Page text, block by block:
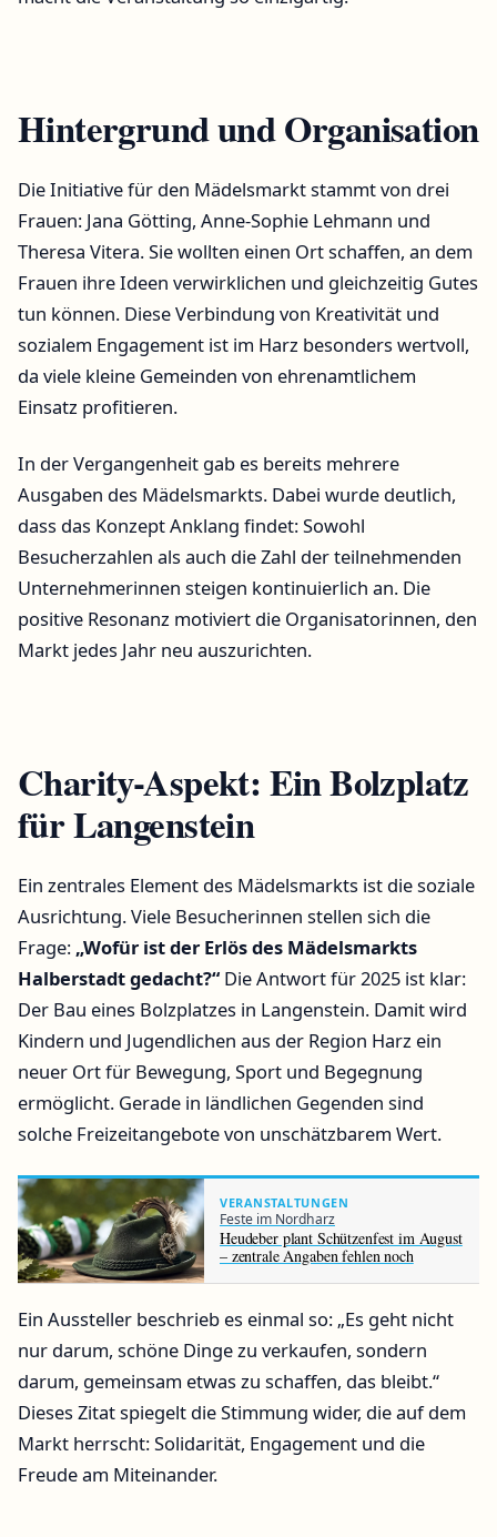
Hintergrund und Organisation
Die Initiative für den Mädelsmarkt stammt von drei
Frauen: Jana Götting, Anne-Sophie Lehmann und
Theresa Vitera. Sie wollten einen Ort schaffen, an dem
Frauen ihre Ideen verwirklichen und gleichzeitig Gutes
tun können. Diese Verbindung von Kreativität und
sozialem Engagement ist im Harz besonders wertvoll,
da viele kleine Gemeinden von ehrenamtlichem
Einsatz profitieren.
In der Vergangenheit gab es bereits mehrere
Ausgaben des Mädelsmarkts. Dabei wurde deutlich,
dass das Konzept Anklang findet: Sowohl
Besucherzahlen als auch die Zahl der teilnehmenden
Unternehmerinnen steigen kontinuierlich an. Die
positive Resonanz motiviert die Organisatorinnen, den
Markt jedes Jahr neu auszurichten.
Charity-Aspekt: Ein Bolzplatz
für Langenstein
Ein zentrales Element des Mädelsmarkts ist die soziale
Ausrichtung. Viele Besucherinnen stellen sich die
Frage: „Wofür ist der Erlös des Mädelsmarkts
Halberstadt gedacht?“ Die Antwort für 2025 ist klar:
Der Bau eines Bolzplatzes in Langenstein. Damit wird
Kindern und Jugendlichen aus der Region Harz ein
neuer Ort für Bewegung, Sport und Begegnung
ermöglicht. Gerade in ländlichen Gegenden sind
solche Freizeitangebote von unschätzbarem Wert.
VERANSTALTUNGEN
Feste im Nordharz
Heudeber plant Schützenfest im August
– zentrale Angaben fehlen noch
Ein Aussteller beschrieb es einmal so: Es geht nicht
nur darum, schöne Dinge zu verkaufen, sondern
darum, gemeinsam etwas zu schaffen, das bleibt.
Dieses Zitat spiegelt die Stimmung wider, die auf dem
Markt herrscht: Solidarität, Engagement und die
Freude am Miteinander.